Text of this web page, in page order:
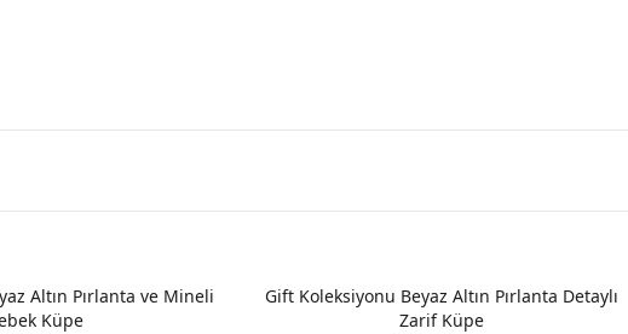
Altın Pırlanta ve Mineli
Küpe
YENI
Gift Koleksiyonu Beyaz Altın Pırlanta Detaylı
Zarif Küpe